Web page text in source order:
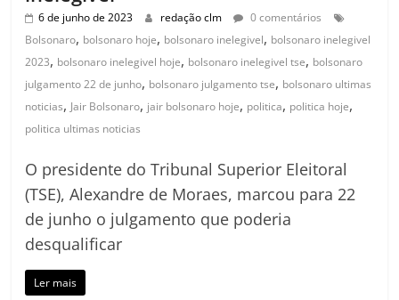
6 de junho de 2023 redação clm
0 comentários
Bolsonaro, bolsonaro hoje, bolsonaro inelegivel, bolsonaro inelegivel
2023, bolsonaro inelegivel hoje, bolsonaro inelegivel tse, bolsonaro
julgamento 22 de junho, bolsonaro julgamento tse, bolsonaro ultimas
noticias, Jair Bolsonaro, jair bolsonaro hoje, politica, politica hoje,
politica ultimas noticias
O presidente do Tribunal Superior Eleitoral
(TSE), Alexandre de Moraes, marcou para 22
de junho o julgamento que poderia
desqualificar
Ler mais